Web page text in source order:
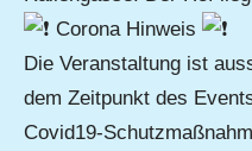
Corona Hinweis
Die Veranstaltung ist
dem Zeitpunkt des
Covid19-